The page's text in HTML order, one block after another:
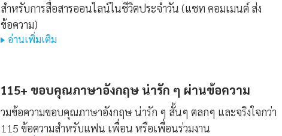
สำหรับการสื่อสารออนไลน์ในชีวิตประจำวัน (แชท คอมเมนต์ ส่ง
ข้อความ)
อ่านเพิ่มเติม
115+ ขอบคุณภาษาอังกฤษ น่ารัก ๆ ผ่านข้อความ
วมข้อความขอบคุณภาษาอังกฤษ น่ารัก ๆ สั้นๆ ตลกๆ และจริงใจกว่า
115 ข้อความสำหรับแฟน เพื่อน หรือเพื่อนร่วมงาน